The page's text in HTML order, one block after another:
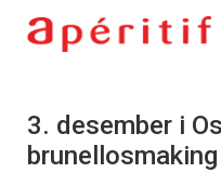
3. desember i
brunellosmaking